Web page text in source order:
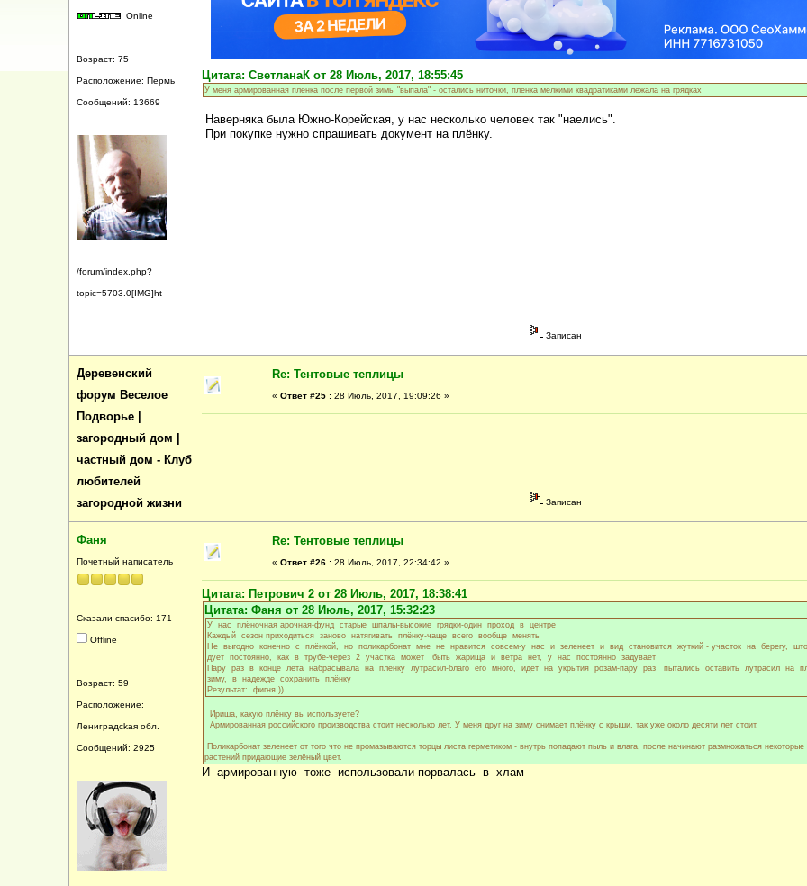
Online
Возраст: 75
Расположение: Пермь
Сообщений: 13669
/forum/index.php?
topic=5703.0[IMG]ht
Цитата: СветланаК от 28 Июль, 2017, 18:55:45
У меня армированная пленка после первой зимы "выпала" - остались ниточки, пленка мелкими квадратиками лежала на грядках
Наверняка была Южно-Корейская, у нас несколько человек так "наелись".
При покупке нужно спрашивать документ на плёнку.
Записан
Деревенский
форум Веселое
Подворье |
загородный дом |
частный дом - Клуб
любителей
загородной жизни
Re: Тентовые теплицы
« Ответ #25 : 28 Июль, 2017, 19:09:26 »
Записан
Фаня
Почетный написатель
Сказали спасибо: 171
Offline
Возраст: 59
Расположение:
Лениградсkая обл.
Сообщений: 2925
Re: Тентовые теплицы
« Ответ #26 : 28 Июль, 2017, 22:34:42 »
Цитата: Петрович 2 от 28 Июль, 2017, 18:38:41
Цитата: Фаня от 28 Июль, 2017, 15:32:23
У нас плёночная арочная-фунд старые шпалы-высокие грядки-один проход в центре
Каждый сезон приходиться заново натягивать плёнку-чаще всего вообще менять
Не выгодно конечно с плёнкой, но поликарбонат мне не нравится совсем-у нас и зеленеет и вид становится жуткий - участок на берегу,
дует постоянно, как в трубе-через 2 участка может быть жарища и ветра нет, у нас постоянно задувает
Пару раз в конце лета набрасывала на плёнку лутрасил-благо его много, идёт на укрытия розам-пару раз пытались оставить лутрасил на
зиму, в надежде сохранить плёнку
Результат: фигня ))
Ириша, какую плёнку вы используете?
Армированная российского производства стоит несколько лет. У меня друг на зиму снимает плёнку с крыши, так уже около десяти лет стоит.
Поликарбонат зеленеет от того что не промазываются торцы листа герметиком - внутрь попадают пыль и влага, после начинают размножаться
растений придающие зелёный цвет.
И армированную тоже использовали-порвалась в хлам